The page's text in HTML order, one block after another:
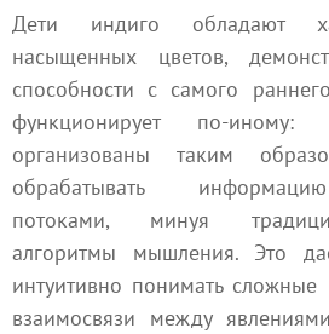
Дети индиго обладают
насыщенных цветов,
способности с самого
функционирует по-иному:
организованы таким
обрабатывать
потоками, минуя
алгоритмы мышления. Это
интуитивно понимать
взаимосвязи между